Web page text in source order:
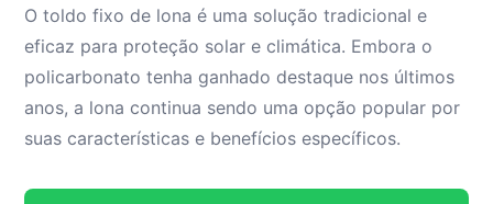
O toldo fixo de lona é uma solução tradicional e
eficaz para proteção solar e climática. Embora o
policarbonato tenha ganhado destaque nos últimos
anos, a lona continua sendo uma opção popular por
suas características e benefícios específicos.